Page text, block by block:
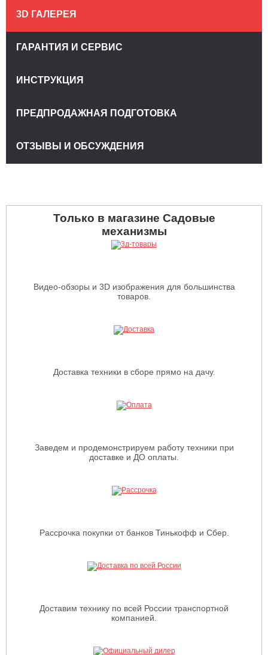
3D ГАЛЕРЕЯ
ГАРАНТИЯ И СЕРВИС
ИНСТРУКЦИЯ
ПРЕДПРОДАЖНАЯ ПОДГОТОВКА
ОТЗЫВЫ И ОБСУЖДЕНИЯ
Только в магазине Садовые
механизмы
Видео-обзоры и 3D изображения для большинства
товаров.
Доставка техники в сборе прямо на дачу.
Заведем и продемонстрируем работу техники при
доставке и ДО оплаты.
Рассрочка покупки от банков Тинькофф и Сбер.
Доставим технику по всей России транспортной
компанией.